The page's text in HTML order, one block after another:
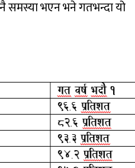
समस्या भएन भने गतभन्दा यो